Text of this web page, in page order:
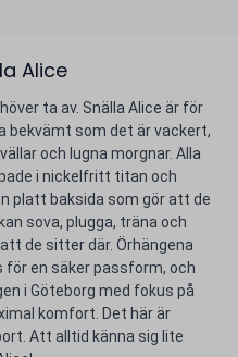
Alice
ta av. Snälla Alice är för
bekvämt som det är vackert,
och lugna morgnar. Alla
i nickelfritt titan och
platt baksida som gör att de
sova, plugga, träna och
de sitter där. Örhängena
för en säker passform, och
i Göteborg med fokus på
komfort. Det här är
Att alltid känna sig lite